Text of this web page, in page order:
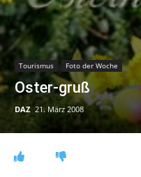
Tourismus Foto der Woche
Oster-gruß
DAZ 21. März 2008